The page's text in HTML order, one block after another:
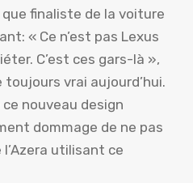
finaliste de la voiture
« Ce n’est pas Lexus
C’est ces gars-là »,
vrai aujourd’hui.
ce nouveau design
dommage de ne pas
utilisant ce